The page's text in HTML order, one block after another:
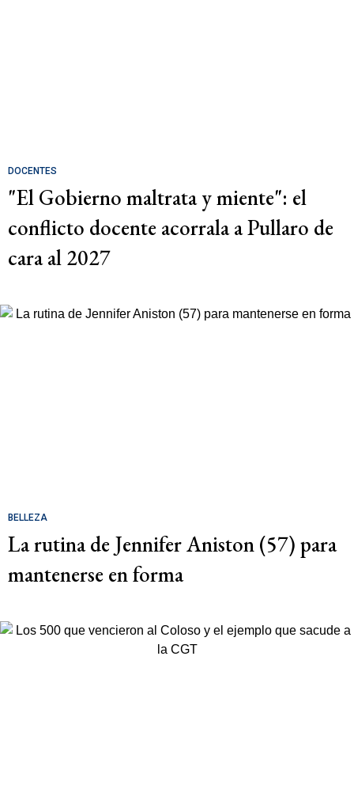
DOCENTES
"El Gobierno maltrata y miente": el
conflicto docente acorrala a Pullaro de
cara al 2027
BELLEZA
La rutina de Jennifer Aniston (57) para
mantenerse en forma